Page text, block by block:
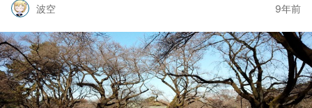
波空 9年前